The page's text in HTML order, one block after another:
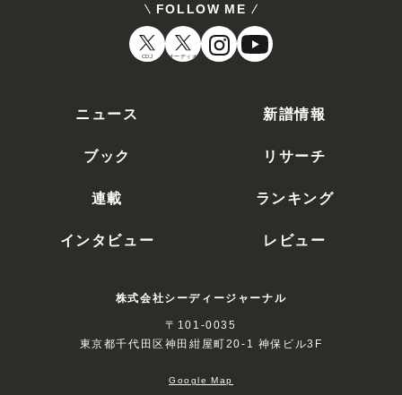
FOLLOW ME
CDJ オーディオ
ニュース
新譜情報
ブック
リサーチ
連載
ランキング
インタビュー
レビュー
株式会社シーディージャーナル
〒101-0035
東京都千代田区神田紺屋町20-1 神保ビル3F
Google Map